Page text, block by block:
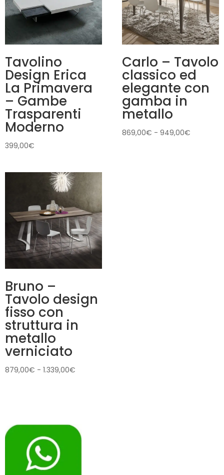
Tavolino
Design Erica
La Primavera
– Gambe
Trasparenti
Moderno
399,00€
Carlo – Tavolo
classico ed
elegante con
gamba in
metallo
869,00€ - 949,00€
Bruno –
Tavolo design
fisso con
struttura in
metallo
verniciato
879,00€ - 1.339,00€
a
1.339,00€